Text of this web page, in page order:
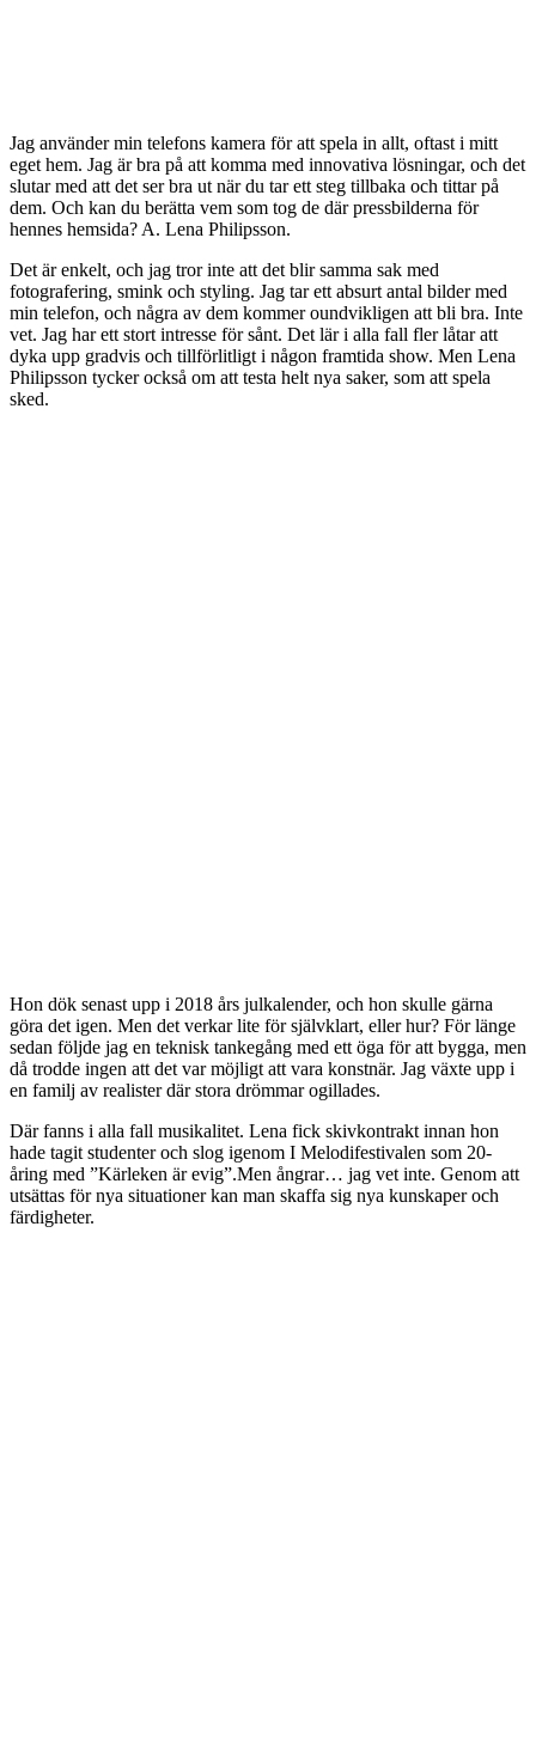
Jag använder min telefons kamera för att spela in allt, oftast i mitt
eget hem. Jag är bra på att komma med innovativa lösningar, och det
slutar med att det ser bra ut när du tar ett steg tillbaka och tittar på
dem. Och kan du berätta vem som tog de där pressbilderna för
hennes hemsida? A. Lena Philipsson.
Det är enkelt, och jag tror inte att det blir samma sak med
fotografering, smink och styling. Jag tar ett absurt antal bilder med
min telefon, och några av dem kommer oundvikligen att bli bra. Inte
vet. Jag har ett stort intresse för sånt. Det lär i alla fall fler låtar att
dyka upp gradvis och tillförlitligt i någon framtida show. Men Lena
Philipsson tycker också om att testa helt nya saker, som att spela
sked.
Hon dök senast upp i 2018 års julkalender, och hon skulle gärna
göra det igen. Men det verkar lite för självklart, eller hur? För länge
sedan följde jag en teknisk tankegång med ett öga för att bygga, men
då trodde ingen att det var möjligt att vara konstnär. Jag växte upp i
en familj av realister där stora drömmar ogillades.
Där fanns i alla fall musikalitet. Lena fick skivkontrakt innan hon
hade tagit studenter och slog igenom I Melodifestivalen som 20-
åring med ”Kärleken är evig”.Men ångrar… jag vet inte. Genom att
utsättas för nya situationer kan man skaffa sig nya kunskaper och
färdigheter.